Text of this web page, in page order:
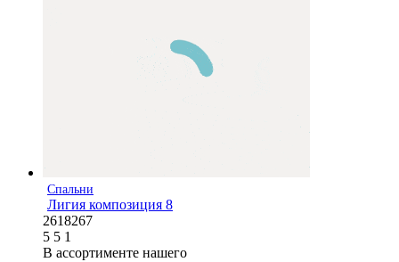
Спальни
Лигия композиция 8
2618267
5 5 1
В ассортименте нашего